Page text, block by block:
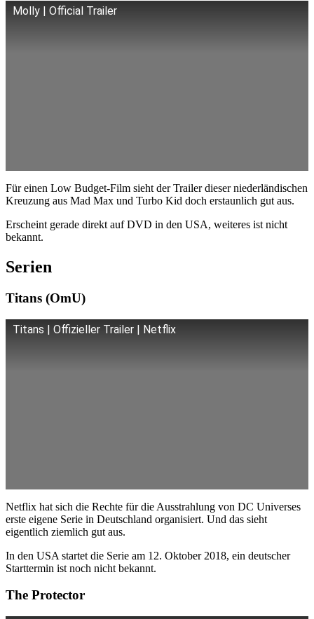
Molly | Official Trailer
Für einen Low Budget-Film sieht der Trailer dieser niederländischen
Kreuzung aus Mad Max und Turbo Kid doch erstaunlich gut aus.
Erscheint gerade direkt auf DVD in den USA, weiteres ist nicht
bekannt.
Serien
Titans (OmU)
Titans | Offizieller Trailer | Netflix
Netflix hat sich die Rechte für die Ausstrahlung von DC Universes
erste eigene Serie in Deutschland organisiert. Und das sieht
eigentlich ziemlich gut aus.
In den USA startet die Serie am 12. Oktober 2018, ein deutscher
Starttermin ist noch nicht bekannt.
The Protector